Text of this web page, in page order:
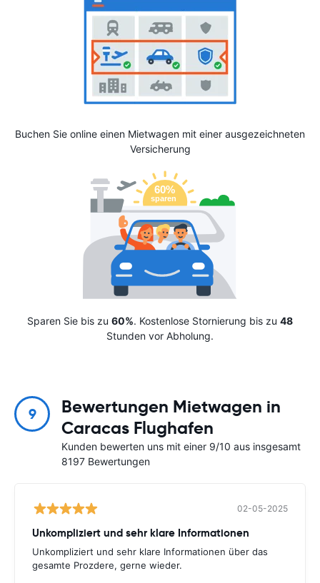
Buchen Sie online einen Mietwagen mit einer ausgezeichneten
Versicherung
Sparen Sie bis zu 60%. Kostenlose Stornierung bis zu 48
Stunden vor Abholung.
9
Bewertungen Mietwagen in
Caracas Flughafen
Kunden bewerten uns mit einer 9/10 aus insgesamt
8197 Bewertungen
02-05-2025
Unkompliziert und sehr klare Informationen
Unkompliziert und sehr klare Informationen über das
gesamte Prozdere, gerne wieder.